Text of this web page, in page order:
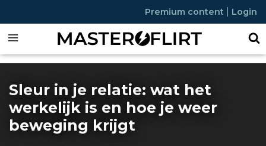
Premium content Login
Sleur in je relatie: wat het
werkelijk is en hoe je weer
beweging krijgt